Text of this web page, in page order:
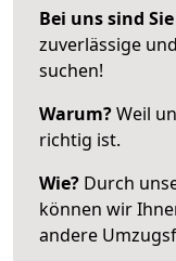
Bei uns sind
zuverlässige
suchen!
Warum?Weil
richtig ist.
Wie? Durch
können wir
andere